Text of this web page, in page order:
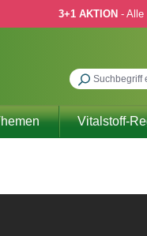
3+1 AKTION - Alle
Vitalstoff-